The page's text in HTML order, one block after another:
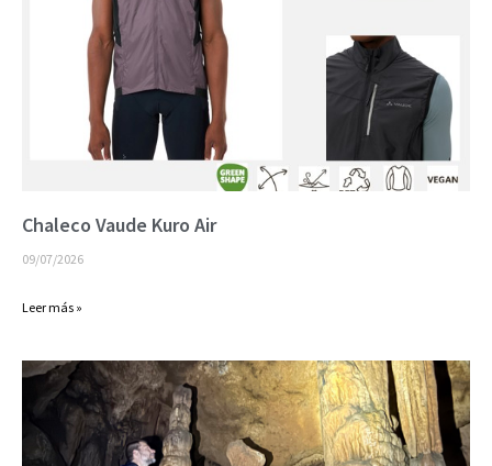
Chaleco Vaude Kuro Air
09/07/2026
Leer más »